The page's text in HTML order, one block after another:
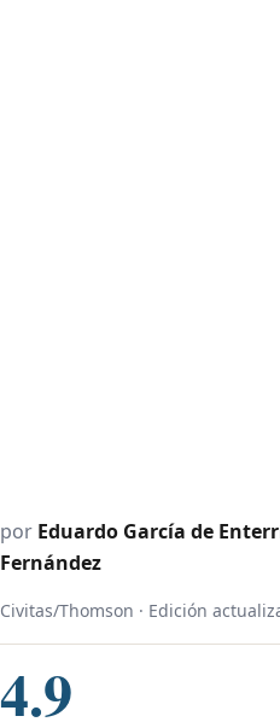
por Eduardo García de
Fernández
Civitas/Thomson · Edición
4.9